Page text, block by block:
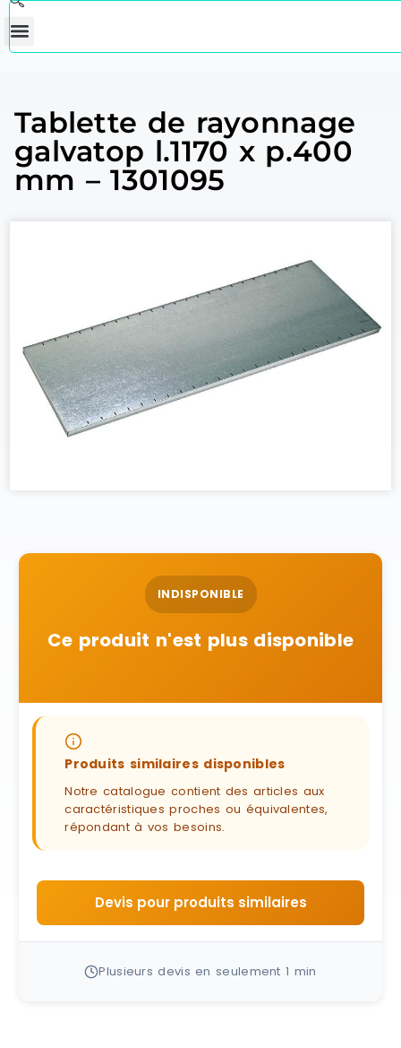
Tablette de rayonnage
galvatop l.1170 x p.400
mm – 1301095
INDISPONIBLE
Ce produit n'est plus disponible
Produits similaires disponibles
Notre catalogue contient des articles aux
caractéristiques proches ou équivalentes,
répondant à vos besoins.
Devis pour produits similaires
Plusieurs devis en seulement 1 min